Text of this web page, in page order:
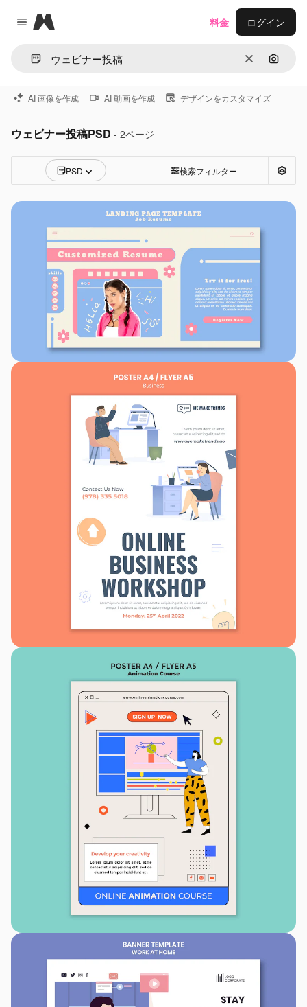
Close menu
Magnific
消去 画像で
料金 ログイン
AI 画像を作成 AI 動画を作成 デザインをカスタマイズ
ウェビナー投稿PSD - 2ページ
PSD 検索フィルター